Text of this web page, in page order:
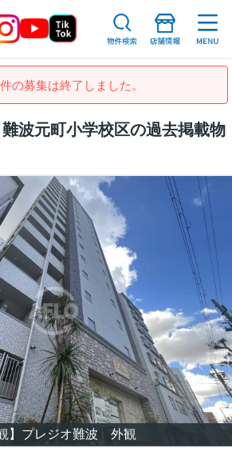
の募集は終了しました。
波元町小学校区の過去掲載物
観】プレジオ難波 外観